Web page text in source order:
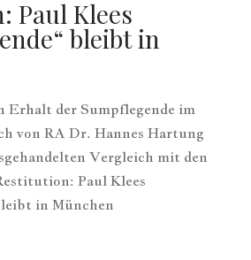
Paul Klees
bleibt in
Erhalt der Sumpflegende im
von RA Dr. Hannes Hartung
Vergleich mit den
Paul Klees
in München